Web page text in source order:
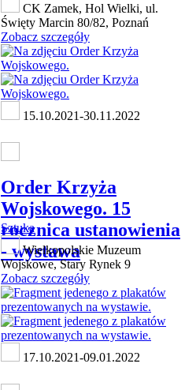
CK Zamek, Hol Wielki, ul.
Święty Marcin 80/82, Poznań
Zobacz szczegóły
15.10.2021-30.11.2022
Order Krzyża
Wojskowego. 15
rocznica ustanowienia
- wystawa
Sztuka
Wielkopolskie Muzeum
Wojskowe, Stary Rynek 9
Zobacz szczegóły
17.10.2021-09.01.2022